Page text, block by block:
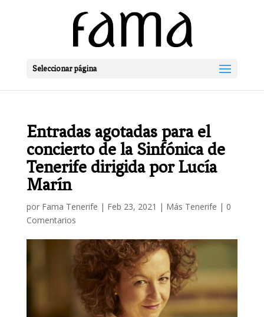
Seleccionar página
Entradas agotadas para el
concierto de la Sinfónica de
Tenerife dirigida por Lucía
Marín
por Fama Tenerife | Feb 23, 2021 | Más Tenerife | 0
Comentarios